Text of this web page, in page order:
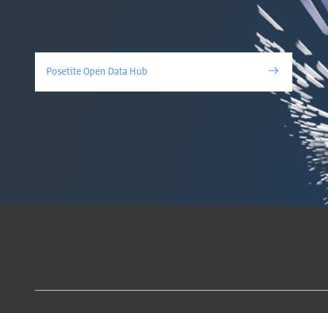
Posetite Open Data Hub